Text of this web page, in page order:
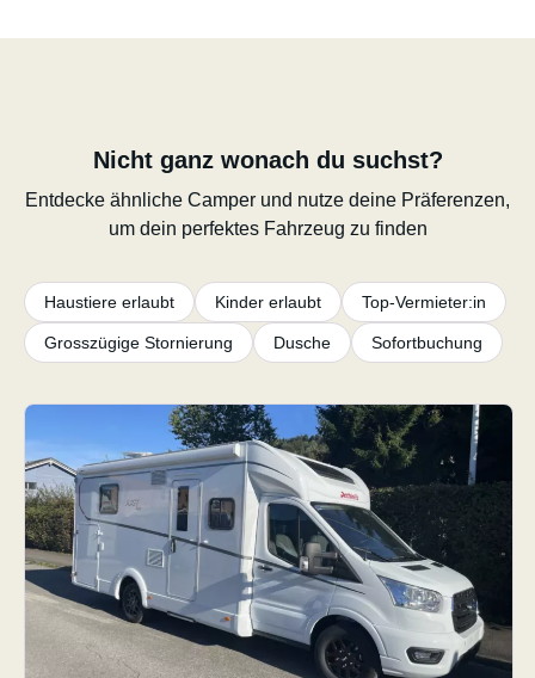
Nicht ganz wonach du suchst?
Entdecke ähnliche Camper und nutze deine Präferenzen,
um dein perfektes Fahrzeug zu finden
Haustiere erlaubt Kinder erlaubt Top-Vermieter:in
Grosszügige Stornierung Dusche Sofortbuchung